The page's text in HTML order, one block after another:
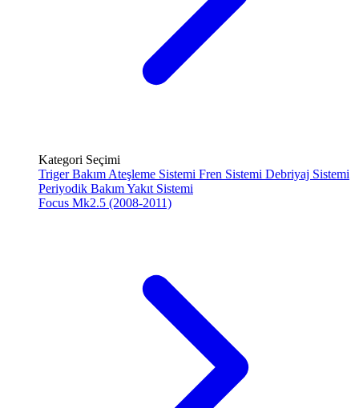
Kategori Seçimi
Triger Bakım Ateşleme Sistemi Fren Sistemi Debriyaj Sistemi
Periyodik BakımYakıt Sistemi
Focus Mk2.5 (2008-2011)